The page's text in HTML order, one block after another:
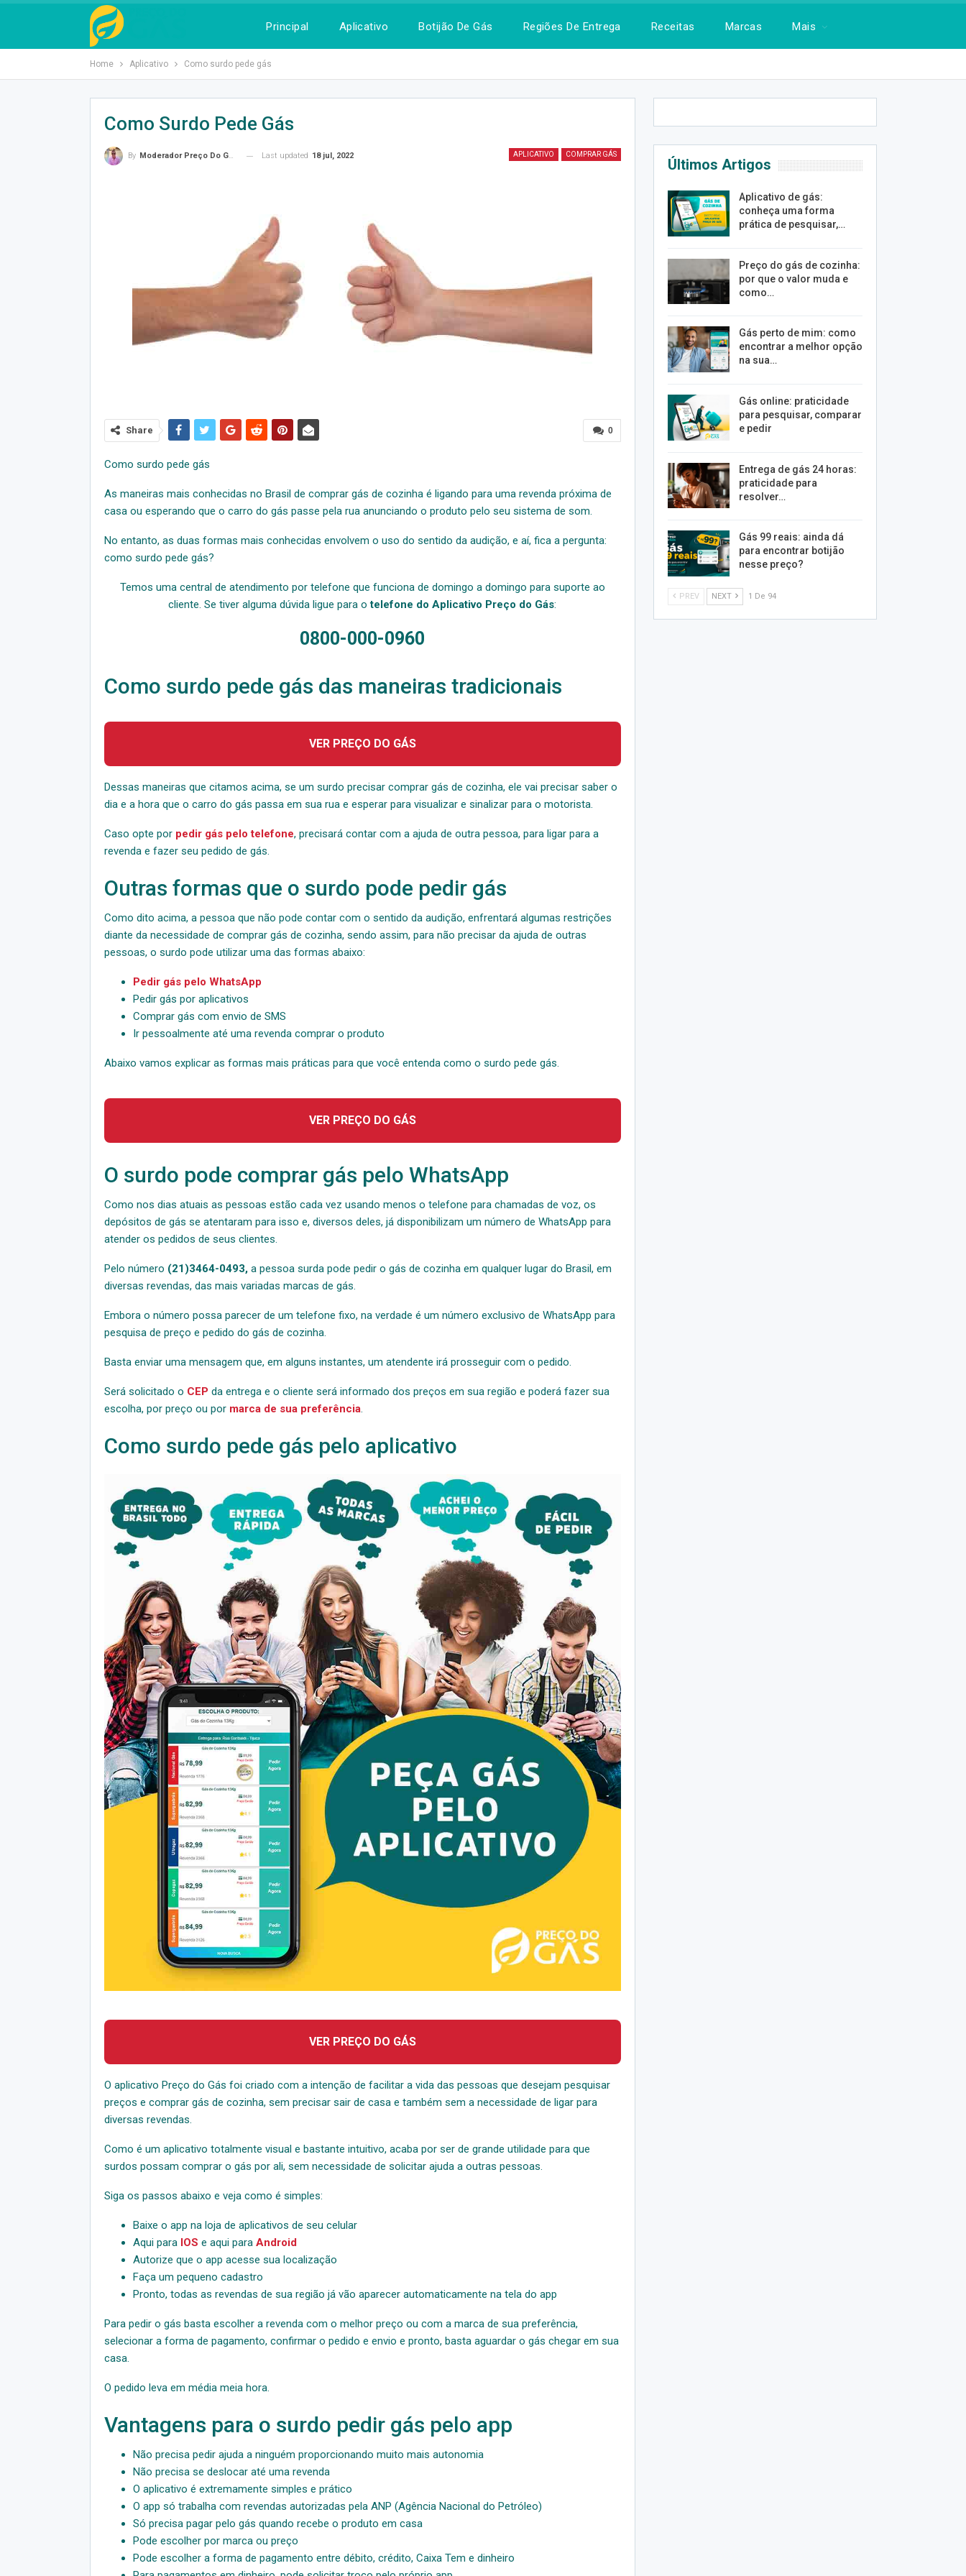
Principal Aplicativo Botijão De Gás Regiões De Entrega Receitas Marcas Mais
Home Aplicativo Como surdo pede gás
Como Surdo Pede Gás
APLICATIVO COMPRAR GÁS
By Moderador Preço Do Gás Last updated 18 jul, 2022
0
Share
Como surdo pede gás
As maneiras mais conhecidas no Brasil de comprar gás de cozinha é ligando para uma revenda próxima de
casa ou esperando que o carro do gás passe pela rua anunciando o produto pelo seu sistema de som.
No entanto, as duas formas mais conhecidas envolvem o uso do sentido da audição, e aí, fica a pergunta:
como surdo pede gás?
Temos uma central de atendimento por telefone que funciona de domingo a domingo para suporte ao
cliente. Se tiver alguma dúvida ligue para otelefone do Aplicativo Preço do Gás:
0800-000-0960
Como surdo pede gás das maneiras tradicionais
VER PREÇO DO GÁS
Dessas maneiras que citamos acima, se um surdo precisar comprar gás de cozinha, ele vai precisar saber o
dia e a hora que o carro do gás passa em sua rua e esperar para visualizar e sinalizar para o motorista.
Caso opte por pedir gás pelo telefone, precisará contar com a ajuda de outra pessoa, para ligar para a
revenda e fazer seu pedido de gás.
Outras formas que o surdo pode pedir gás
Como dito acima, a pessoa que não pode contar com o sentido da audição, enfrentará algumas restrições
diante da necessidade de comprar gás de cozinha, sendo assim, para não precisar da ajuda de outras
pessoas, o surdo pode utilizar uma das formas abaixo:
Pedir gás pelo WhatsApp
Pedir gás por aplicativos
Comprar gás com envio de SMS
Ir pessoalmente até uma revenda comprar o produto
Abaixo vamos explicar as formas mais práticas para que você entenda como o surdo pede gás.
VER PREÇO DO GÁS
O surdo pode comprar gás pelo WhatsApp
Como nos dias atuais as pessoas estão cada vez usando menos o telefone para chamadas de voz, os
depósitos de gás se atentaram para isso e, diversos deles, já disponibilizam um número de WhatsApp para
atender os pedidos de seus clientes.
Pelo número (21)3464-0493, a pessoa surda pode pedir o gás de cozinha em qualquer lugar do Brasil, em
diversas revendas, das mais variadas marcas de gás.
Embora o número possa parecer de um telefone fixo, na verdade é um número exclusivo de WhatsApp para
pesquisa de preço e pedido do gás de cozinha.
Basta enviar uma mensagem que, em alguns instantes, um atendente irá prosseguir com o pedido.
Será solicitado o CEP da entrega e o cliente será informado dos preços em sua região e poderá fazer sua
escolha, por preço ou por marca de sua preferência.
Como surdo pede gás pelo aplicativo
VER PREÇO DO GÁS
O aplicativo Preço do Gás foi criado com a intenção de facilitar a vida das pessoas que desejam pesquisar
preços e comprar gás de cozinha, sem precisar sair de casa e também sem a necessidade de ligar para
diversas revendas.
Como é um aplicativo totalmente visual e bastante intuitivo, acaba por ser de grande utilidade para que
surdos possam comprar o gás por ali, sem necessidade de solicitar ajuda a outras pessoas.
Siga os passos abaixo e veja como é simples:
Baixe o app na loja de aplicativos de seu celular
Aqui para IOS e aqui para Android
Autorize que o app acesse sua localização
Faça um pequeno cadastro
Pronto, todas as revendas de sua região já vão aparecer automaticamente na tela do app
Para pedir o gás basta escolher a revenda com o melhor preço ou com a marca de sua preferência,
selecionar a forma de pagamento, confirmar o pedido e envio e pronto, basta aguardar o gás chegar em sua
casa.
O pedido leva em média meia hora.
Vantagens para o surdo pedir gás pelo app
Não precisa pedir ajuda a ninguém proporcionando muito mais autonomia
Não precisa se deslocar até uma revenda
O aplicativo é extremamente simples e prático
O app só trabalha com revendas autorizadas pela ANP (Agência Nacional do Petróleo)
Só precisa pagar pelo gás quando recebe o produto em casa
Pode escolher por marca ou preço
Pode escolher a forma de pagamento entre débito, crédito, Caixa Tem e dinheiro
Últimos Artigos
Aplicativo de gás:
conheça uma forma
prática de pesquisar,…
Preço do gás de cozinha:
por que o valor muda e
como…
Gás perto de mim: como
encontrar a melhor opção
na sua…
Gás online: praticidade
para pesquisar, comparar
e pedir
Entrega de gás 24 horas:
praticidade para
resolver…
Gás 99 reais: ainda dá
para encontrar botijão
nesse preço?
PREV NEXT 1 De 94